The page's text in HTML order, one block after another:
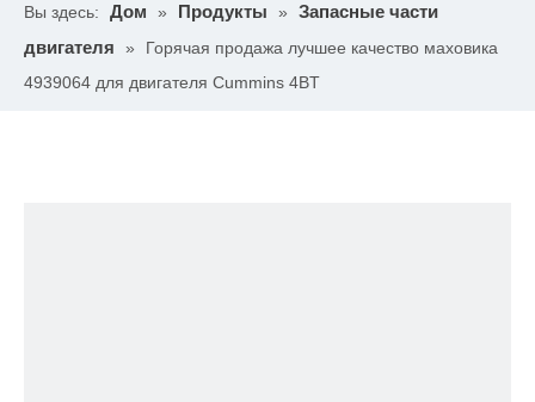
Вы здесь: Дом » Продукты »
Запасные части
двигателя
»
Горячая продажа лучшее качество маховика
4939064 для двигателя Cummins 4BT